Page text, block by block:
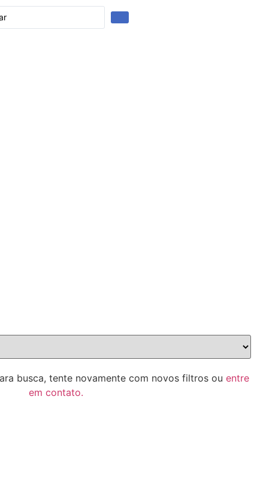
busca, tente novamente com novos filtros ou entre
em contato.